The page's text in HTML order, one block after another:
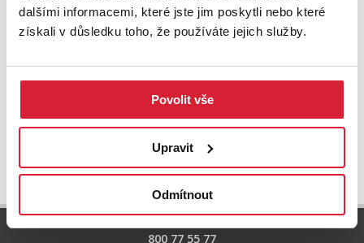
dalšími informacemi, které jste jim poskytli nebo které
získali v důsledku toho, že používáte jejich služby.
Povolit vše
Upravit
Odmítnout
UPRAVIT VYHLEDÁVÁNÍ
800 77 55 77